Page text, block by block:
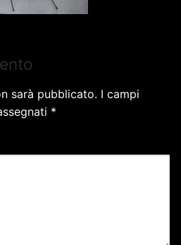
sarà pubblicato. I campi
*